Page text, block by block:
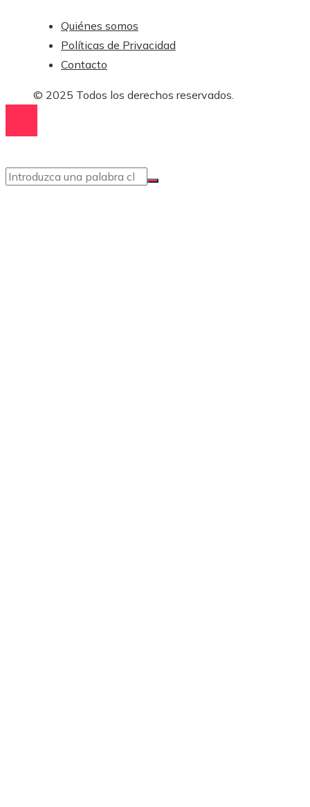
Quiénes somos
Políticas de Privacidad
Contacto
© 2025 Todos los derechos reservados.